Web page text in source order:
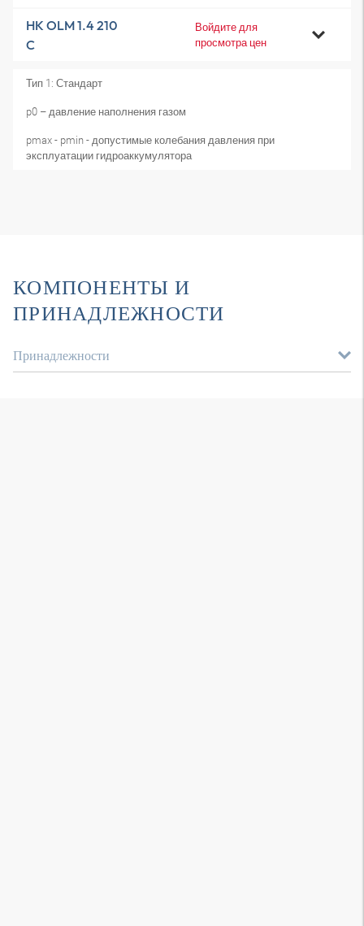
HK OLM 1.4 210
C
Войдите для
просмотра цен
Тип 1: Стандарт
p0 – давление наполнения газом
pmax - pmin - допустимые колебания давления при
эксплуатации гидроаккумулятора
КОМПОНЕНТЫ И
ПРИНАДЛЕЖНОСТИ
Принадлежности